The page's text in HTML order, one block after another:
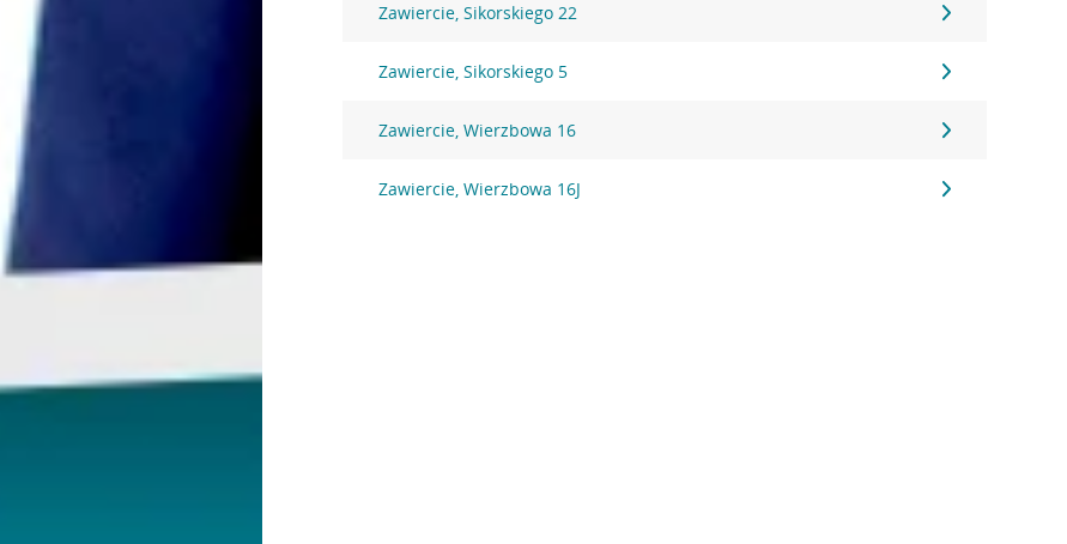
Zawiercie, Sikorskiego 22
Zawiercie, Sikorskiego 5
Zawiercie, Wierzbowa 16
Zawiercie, Wierzbowa 16J